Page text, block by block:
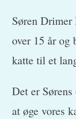
Søren
over 15 år og
katte til et
Det er
at øge vores